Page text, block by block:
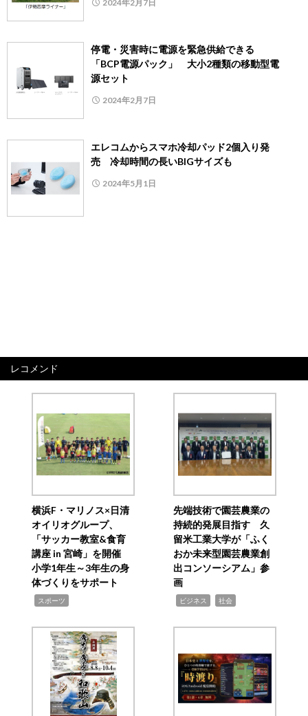
2024年2月7日
停電・災害時に電源を緊急供給できる
「BCP電源パック」 大小2種類の移動型電
源セット
2024年2月7日
エレコムからスマホ冷却パッド2個入り発
売 冷却時間の長いBIGサイズも
2024年5月1日
レコメンド
横浜F・マリノス×日清
オイリオグループ、
「サッカー教室&食育
講座 in 宮崎」を開催
小学1年生～3年生の身
体づくりをサポート
スポーツ
先端技術で園芸農業の
持続的発展目指す 久
留米工業大学が「ふく
おか未来型園芸農業創
出コンソーシアム」参
画
ビジネス 社会